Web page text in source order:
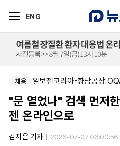
ENG
채용 동성제약(주)아산공장-동성
채용
"문 열었나" 검색 먼저
젠 온라인으로
김지은 기자 2026-07-07 06:00:56